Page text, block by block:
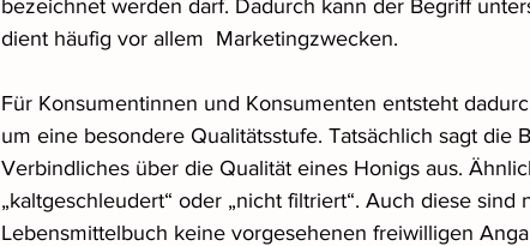
bezeichnet werden darf. Dadurch kann der Begriff
dient häufig vor allem  Marketingzwecken.
Für Konsumentinnen und Konsumenten entsteht
um eine besondere Qualitätsstufe. Tatsächlich sagt die
Verbindliches über die Qualität eines Honigs aus.
„kaltgeschleudert“ oder „nicht filtriert“. Auch diese sind
Lebensmittelbuch keine vorgesehenen freiwilligen